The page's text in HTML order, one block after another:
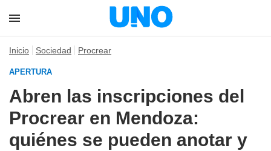
Inicio Sociedad Procrear
APERTURA
Abren las inscripciones del
Procrear en Mendoza:
quiénes se pueden anotar y